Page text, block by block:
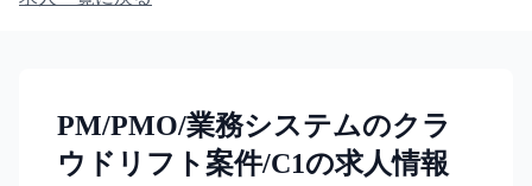
PM/PMO/業務システムのクラ
ウドリフト案件/C1の求人情報